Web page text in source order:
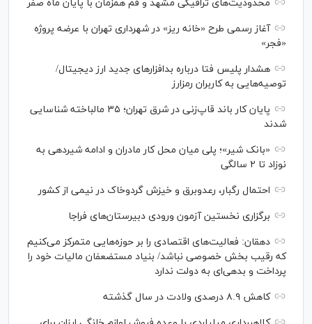
محدودیت‌های ترافیکی مشهد و قم همزمان با پایان ماه صفر
آغاز رسمی طرح «خانه ریز» در شهرداری تهران با عرضه پروژه
«فجر»
هشدار پلیس فتا درباره بدافزار‌های جدید ارز دیجیتال/
توصیه‌هایی به کاربران رمزارز
پایان کار باند قاپ‌زنی در شرق تهران؛ ۳۵ مالباخته شناسایی
شدند
«بانک شیر»؛ پلی میان محل کار مادران و ادامه شیردهی به
نوزاد تا ۲ سالگی
احتمال رگبار، رعدوبرق و خیزش گردوخاک در نیمی از کشور
برگزاری نخستین آزمون ورودی دبیرستان‌های فراجا
دهقان: فعالیت‌های اقتصادی را بر حوزه‌هایی متمرکز می‌کنیم
که رقیب بخش خصوصی نباشد/ بنیاد مستضعفان مالیات خود را
پرداخت و بدهی‌ای به دولت ندارد
کاهش ۸.۹ درصدی ولادت در سال گذشته